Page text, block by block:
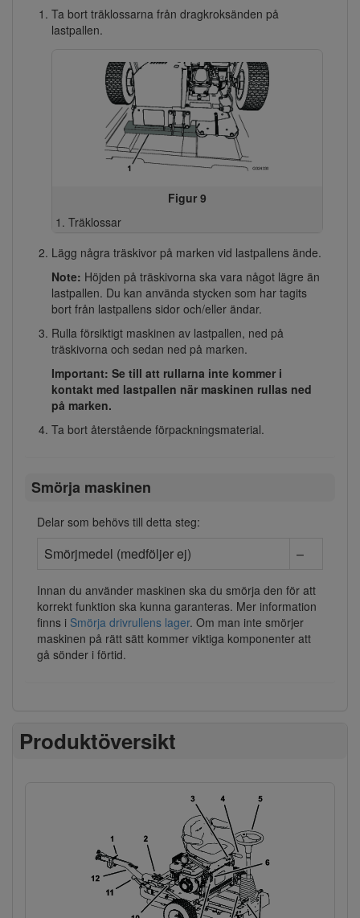
Ta bort träklossarna från dragkroksänden på
lastpallen.
Figur 9
Träklossar
Lägg några träskivor på marken vid lastpallens ände.
Note: Höjden på träskivorna ska vara något lägre än
lastpallen. Du kan använda stycken som har tagits
bort från lastpallens sidor och/eller ändar.
Rulla försiktigt maskinen av lastpallen, ned på
träskivorna och sedan ned på marken.
Important: Se till att rullarna inte kommer i
kontakt med lastpallen när maskinen rullas ned
på marken.
Ta bort återstående förpackningsmaterial.
Smörja maskinen
Delar som behövs till detta steg:
Smörjmedel (medföljer ej) –
Innan du använder maskinen ska du smörja den för att
korrekt funktion ska kunna garanteras. Mer information
finns i Smörja drivrullens lager. Om man inte smörjer
maskinen på rätt sätt kommer viktiga komponenter att
gå sönder i förtid.
Produktöversikt